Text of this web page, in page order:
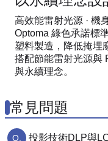
高效能雷射光源 · 機
Optoma 綠色承諾標
塑料製造，降低掩埋
搭配節能雷射光源與
與永續理念。
常見問題
投影技術DLP與